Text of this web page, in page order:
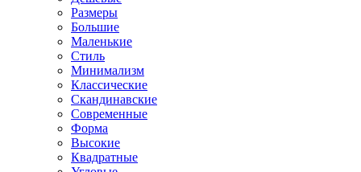
Размеры
Большие
Маленькие
Стиль
Минимализм
Классические
Скандинавские
Современные
Форма
Высокие
Квадратные